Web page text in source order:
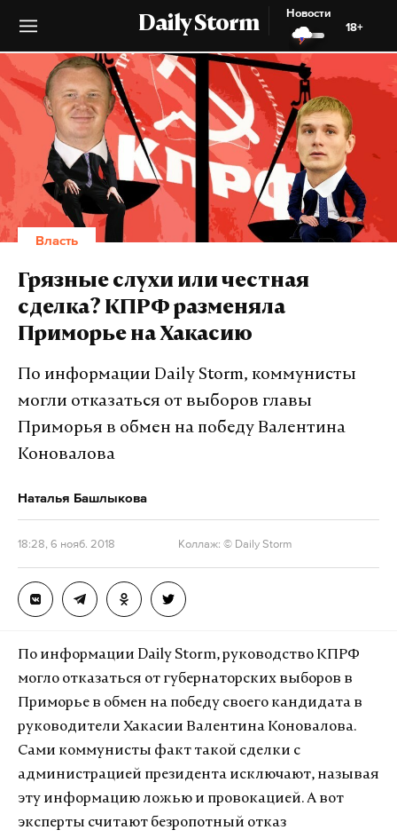
Daily Storm
Новости
18+
Власть
Грязные слухи или честная
сделка? КПРФ разменяла
Приморье на Хакасию
По информации Daily Storm, коммунисты
могли отказаться от выборов главы
Приморья в обмен на победу Валентина
Коновалова
Наталья Башлыкова
18:28, 6 нояб. 2018 Коллаж: © Daily Storm
По информации Daily Storm, руководство КПРФ
могло отказаться от губернаторских выборов в
Приморье в обмен на победу своего кандидата в
руководители Хакасии Валентина Коновалова.
Сами коммунисты факт такой сделки с
администрацией президента исключают, называя
эту информацию ложью и провокацией. А вот
эксперты считают безропотный отказ